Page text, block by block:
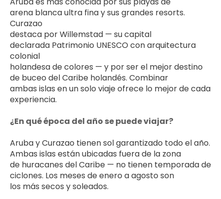
arena blanca ultra fina y sus grandes resorts.
Curazao
destaca por Willemstad — su capital
declarada Patrimonio UNESCO con arquitectura
colonial
holandesa de colores — y por ser el mejor destino
de buceo del Caribe holandés. Combinar
ambas islas en un solo viaje ofrece lo mejor de cada
experiencia.
¿En qué época del año se puede viajar?
Aruba y Curazao tienen sol garantizado todo el año.
Ambas islas están ubicadas fuera de la zona
de huracanes del Caribe — no tienen temporada de
ciclones. Los meses de enero a agosto son
los más secos y soleados.